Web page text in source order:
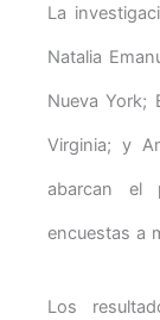
La
Natalia
Nueva York;
Virginia; y
abarcan el
encuestas a
Los